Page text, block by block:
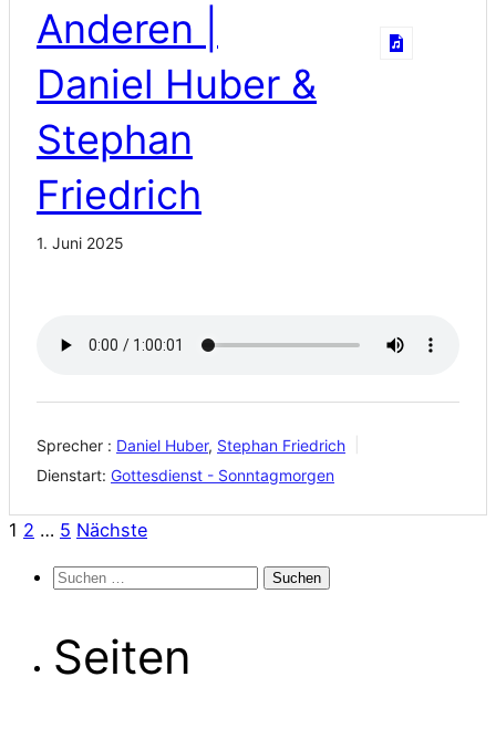
Anderen |
Daniel Huber &
Stephan
Friedrich
1. Juni 2025
Sprecher : Daniel Huber, Stephan Friedrich
Dienstart: Gottesdienst - Sonntagmorgen
Seitennummerierung
der
Beiträge
1 2 … 5 Nächste
Suchen
Seiten